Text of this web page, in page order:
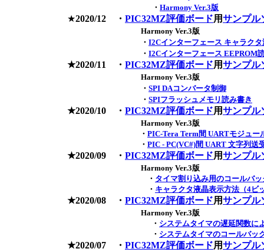
・ Harmony Ver.3版
★2020/12 ・ PIC32MZ評価ボード用サンプル
Harmony Ver.3版
・ I2Cインターフェース キャラク
・ I2Cインターフェース EEPROM
★2020/11 ・ PIC32MZ評価ボード用サンプル
Harmony Ver.3版
・ SPI DAコンバータ制御
・ SPIフラッシュメモリ読み書き
★2020/10 ・ PIC32MZ評価ボード用サンプル
Harmony Ver.3版
・ PIC-Tera Term間 UARTモジュ
・ PIC - PC(VC#)間 UART 文字列
★2020/09 ・ PIC32MZ評価ボード用サンプル
Harmony Ver.3版
・ タイマ割り込み用のコールバ
・ キャラクタ液晶表示方法（4ビ
★2020/08 ・ PIC32MZ評価ボード用サンプル
Harmony Ver.3版
・ システムタイマの遅延関数に
・ システムタイマのコールバッ
★2020/07 ・ PIC32MZ評価ボード用サンプル